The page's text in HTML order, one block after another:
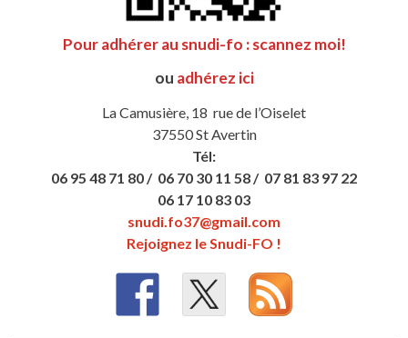
Pour adhérer au snudi-fo : scannez moi!
ou adhérez ici
La Camusière, 18 rue de l’Oiselet
37550 St Avertin
Tél:
06 95 48 71 80 / 06 70 30 11 58 / 07 81 83 97 22
06 17 10 83 03
snudi.fo37@gmail.com
Rejoignez le Snudi-FO !